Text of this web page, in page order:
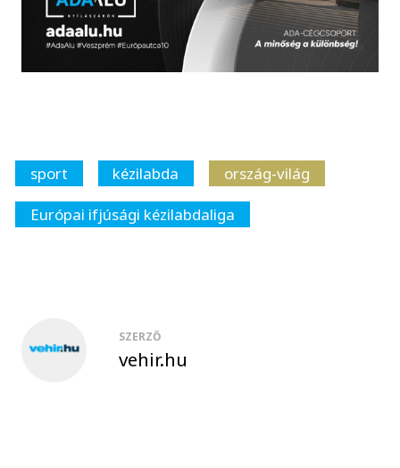
sport kézilabda
ország-világ
Európai ifjúsági kézilabdaliga
SZERZŐ
vehir.hu